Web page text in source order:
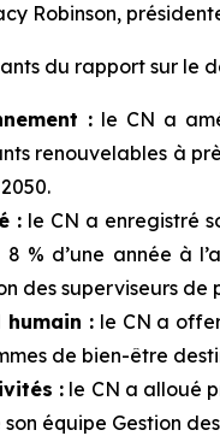
du rapport sur le
: le CN a
renouvelables à
:le CN a enregistré
8 % d’une année à
des superviseurs
humain :le CN a
de bien-être
: le CN a alloué
son équipe Gestion